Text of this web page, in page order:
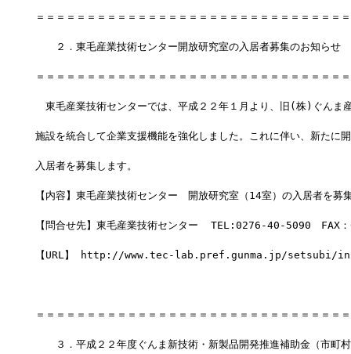
＝＝＝＝＝＝＝＝＝＝＝＝＝＝＝＝＝＝＝＝＝＝＝＝＝＝＝＝＝＝
２．東毛産業技術センター開放研究室の入居者募集のお知らせ
＝＝＝＝＝＝＝＝＝＝＝＝＝＝＝＝＝＝＝＝＝＝＝＝＝＝＝＝＝＝
東毛産業技術センターでは、平成２２年１月より、旧(株)ぐんま
施設を統合して企業支援機能を強化しました。これに伴い、新たに
入居者を募集します。
【内容】東毛産業技術センター　開放研究室（14室）の入居者を募
【問合せ先】東毛産業技術センター  TEL:0276-40-5090　FAX
【URL】 http://www.tec-lab.pref.gunma.jp/setsubi/
＝＝＝＝＝＝＝＝＝＝＝＝＝＝＝＝＝＝＝＝＝＝＝＝＝＝＝＝＝＝
３．平成２２年度ぐんま新技術・新製品開発推進補助金（市町